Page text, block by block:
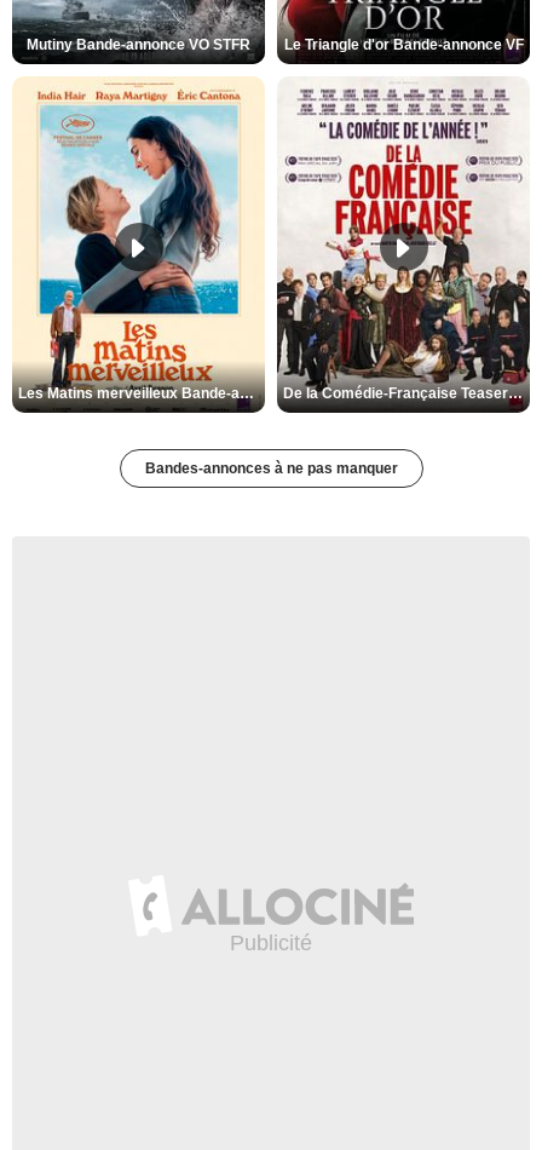
Mutiny Bande-annonce VO STFR Le Triangle d'or Bande-annonce VF
Les Matins merveilleux Bande-annonce VF De la Comédie-Française Teaser VF
Bandes-annonces à ne pas manquer